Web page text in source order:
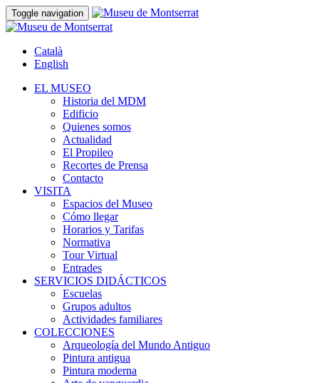
Toggle navigation
Català
English
EL MUSEO
Historia del MDM
Edificio
Quienes somos
Actualidad
El Propileo
Recortes de Prensa
Contacto
VISITA
Espacios del Museo
Cómo llegar
Horarios y Tarifas
Normativa
Tour Virtual
Entrades
SERVICIOS DIDÁCTICOS
Escuelas
Grupos adultos
Actividades familiares
COLECCIONES
Arqueología del Mundo Antiguo
Pintura antigua
Pintura moderna